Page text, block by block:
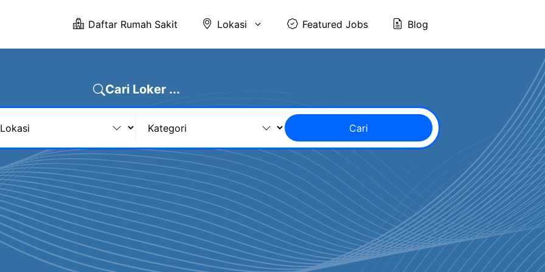
Daftar Rumah Sakit Lokasi Featured Jobs Blog
Cari Loker ...
Cari